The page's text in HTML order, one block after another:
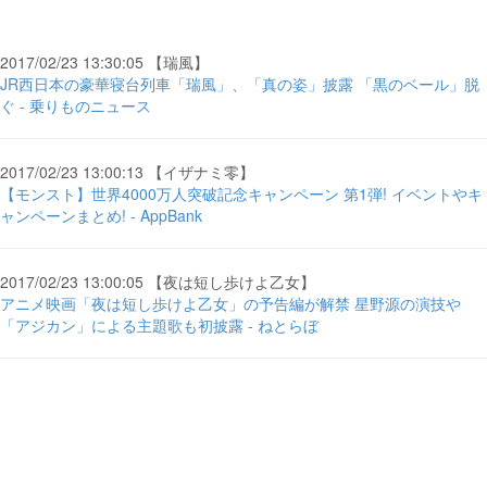
2017/02/23 13:30:05 【瑞風】
JR西日本の豪華寝台列車「瑞風」、「真の姿」披露 「黒のベール」脱
ぐ - 乗りものニュース
2017/02/23 13:00:13 【イザナミ零】
【モンスト】世界4000万人突破記念キャンペーン 第1弾! イベントやキ
ャンペーンまとめ! - AppBank
2017/02/23 13:00:05 【夜は短し歩けよ乙女】
アニメ映画「夜は短し歩けよ乙女」の予告編が解禁 星野源の演技や
「アジカン」による主題歌も初披露 - ねとらぼ